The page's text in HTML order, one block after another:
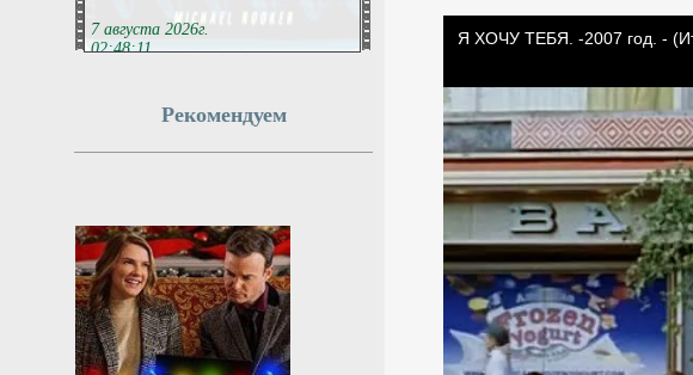
7 августа 2026г.
02:48:11
В «Авито авто» назвали
наиболее подешевевшие
модели новых
Jetour Dashing и Jaecoo J7,
говорится в исследовании.
7 августа 2026г.
02:48:10
Рекомендуем